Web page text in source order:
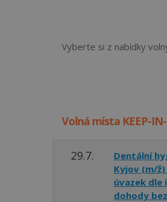
Vyberte si z nabídky
Volná místa KEEP-
29.7.
Dentální
Kyjov (m/
úvazek dle
dohody